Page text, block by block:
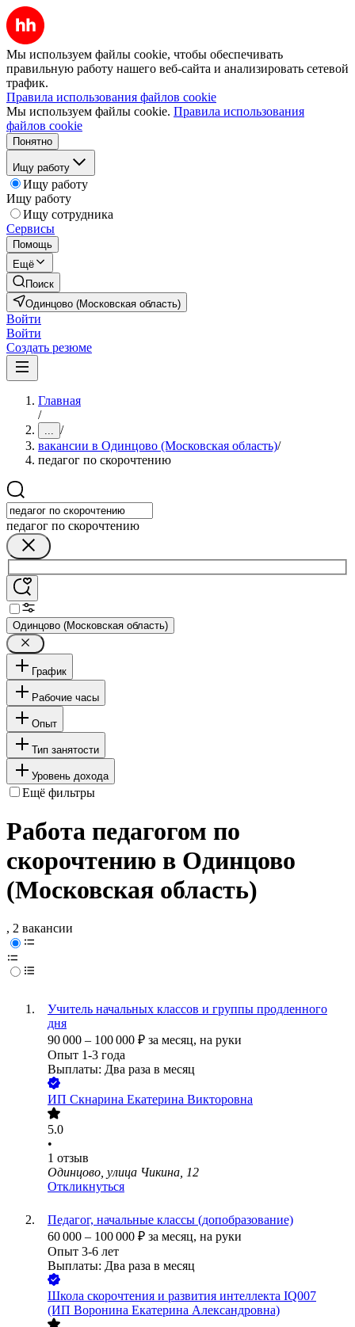
Мы используем файлы cookie, чтобы обеспечивать
правильную работу нашего веб-сайта и анализировать сетевой
трафик.
Правила использования файлов cookie
Мы используем файлы cookie. Правила использования
файлов cookie
Понятно
Ищу работу
Ищу работу
Ищу работу
Ищу сотрудника
Сервисы
Помощь
Ещё
Поиск
Одинцово (Московская область)
Войти
Войти
Создать резюме
Главная
/
... /
вакансии в Одинцово (Московская область)/
педагог по скорочтению
педагог по скорочтению
Одинцово (Московская область)
График
Рабочие часы
Опыт
Тип занятости
Уровень дохода
Ещё фильтры
Работа педагогом по
скорочтению в Одинцово
(Московская область)
, 2 вакансии
Учитель начальных классов и группы продленного
дня
90 000 – 100 000 ₽ за месяц, на руки
Опыт 1-3 года
Выплаты: Два раза в месяц
ИП Скнарина Екатерина Викторовна
5.0
•
1 отзыв
Одинцово, улица Чикина, 12
Откликнуться
Педагог, начальные классы (допобразование)
60 000 – 100 000 ₽ за месяц, на руки
Опыт 3-6 лет
Выплаты: Два раза в месяц
Школа скорочтения и развития интеллекта IQ007
(ИП Воронина Екатерина Александровна)